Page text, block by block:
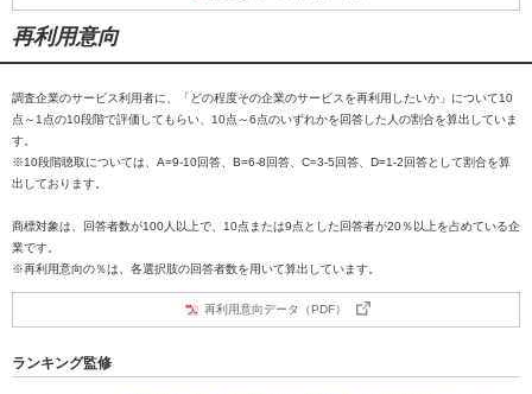
再利用意向
調査企業のサービス利用者に、「どの程度その企業のサービスを再利用したいか」について10
点～1点の10段階で評価してもらい、10点～6点のいずれかを回答した人の割合を算出していま
す。
※10段階聴取については、A=9-10回答、B=6-8回答、C=3-5回答、D=1-2回答として割合を算
出しております。
商標対象は、回答者数が100人以上で、10点または9点とした回答者が20％以上を占めている企
業です。
※再利用意向の％は、各選択肢の回答者数を用いて算出しています。
再利用意向データ（PDF）
ランキング監修